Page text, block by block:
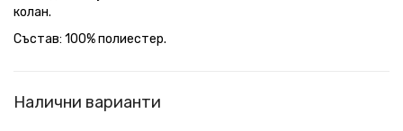
колан.
Състав: 100% полиестер.
Налични варианти